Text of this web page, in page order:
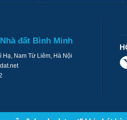
đất Bình Minh
Hạ, Nam Từ Liêm, Hà Nội